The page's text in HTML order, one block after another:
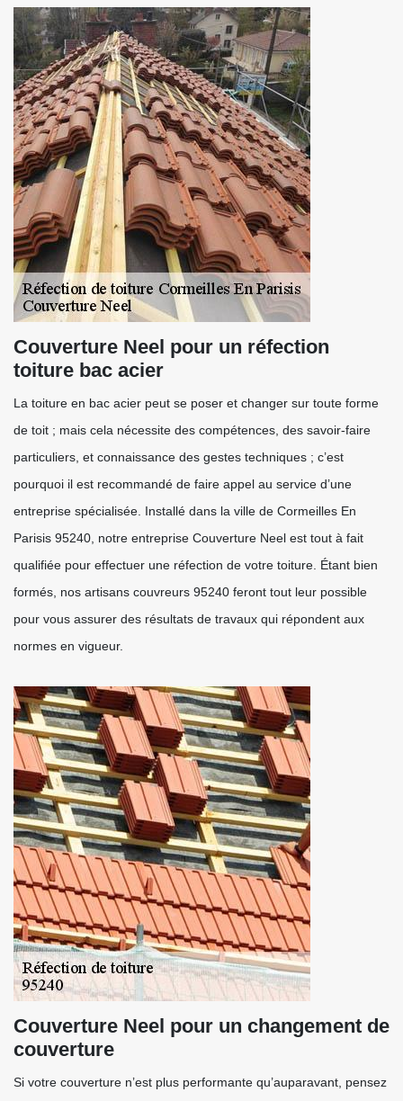
Couverture Neel pour un réfection
toiture bac acier
La toiture en bac acier peut se poser et changer sur toute forme
de toit ; mais cela nécessite des compétences, des savoir-faire
particuliers, et connaissance des gestes techniques ; c’est
pourquoi il est recommandé de faire appel au service d’une
entreprise spécialisée. Installé dans la ville de Cormeilles En
Parisis 95240, notre entreprise Couverture Neel est tout à fait
qualifiée pour effectuer une réfection de votre toiture. Étant bien
formés, nos artisans couvreurs 95240 feront tout leur possible
pour vous assurer des résultats de travaux qui répondent aux
normes en vigueur.
Couverture Neel pour un changement de
couverture
Si votre couverture n’est plus performante qu’auparavant, pensez